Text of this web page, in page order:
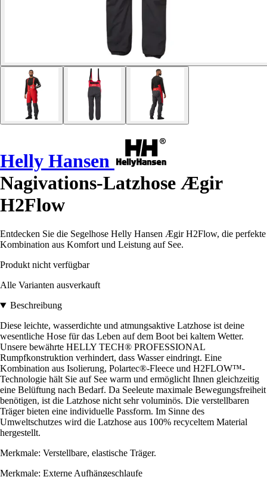
Helly Hansen
Nagivations-Latzhose Ægir
H2Flow
Entdecken Sie die Segelhose Helly Hansen Ægir H2Flow, die perfekte
Kombination aus Komfort und Leistung auf See.
Produkt nicht verfügbar
Alle Varianten ausverkauft
Beschreibung
Diese leichte, wasserdichte und atmungsaktive Latzhose ist deine
wesentliche Hose für das Leben auf dem Boot bei kaltem Wetter.
Unsere bewährte HELLY TECH® PROFESSIONAL
Rumpfkonstruktion verhindert, dass Wasser eindringt. Eine
Kombination aus Isolierung, Polartec®-Fleece und H2FLOW™-
Technologie hält Sie auf See warm und ermöglicht Ihnen gleichzeitig
eine Belüftung nach Bedarf. Da Seeleute maximale Bewegungsfreiheit
benötigen, ist die Latzhose nicht sehr voluminös. Die verstellbaren
Träger bieten eine individuelle Passform. Im Sinne des
Umweltschutzes wird die Latzhose aus 100% recyceltem Material
hergestellt.
Merkmale: Verstellbare, elastische Träger.
Merkmale: Externe Aufhängeschlaufe